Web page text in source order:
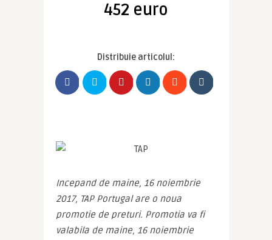
452 euro
Distribuie articolul:
Incepand de maine, 16 noiembrie
2017, TAP Portugal are o noua
promotie de preturi. Promotia va fi
valabila de maine, 16 noiembrie